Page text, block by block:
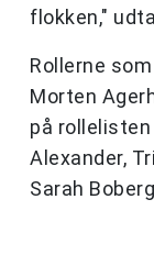
flokken,"
Rollerne
Morten
på
Alexander,
Sarah